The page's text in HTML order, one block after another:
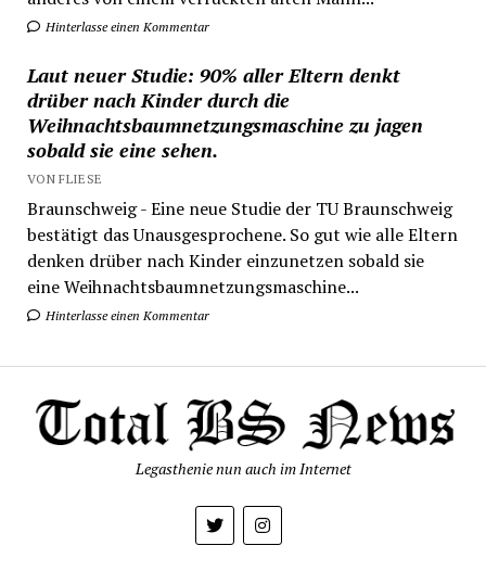
Hinterlasse einen Kommentar
Laut neuer Studie: 90% aller Eltern denkt
drüber nach Kinder durch die
Weihnachtsbaumnetzungsmaschine zu jagen
sobald sie eine sehen.
VON FLIESE
Braunschweig - Eine neue Studie der TU Braunschweig
bestätigt das Unausgesprochene. So gut wie alle Eltern
denken drüber nach Kinder einzunetzen sobald sie
eine Weihnachtsbaumnetzungsmaschine...
Hinterlasse einen Kommentar
Legasthenie nun auch im Internet